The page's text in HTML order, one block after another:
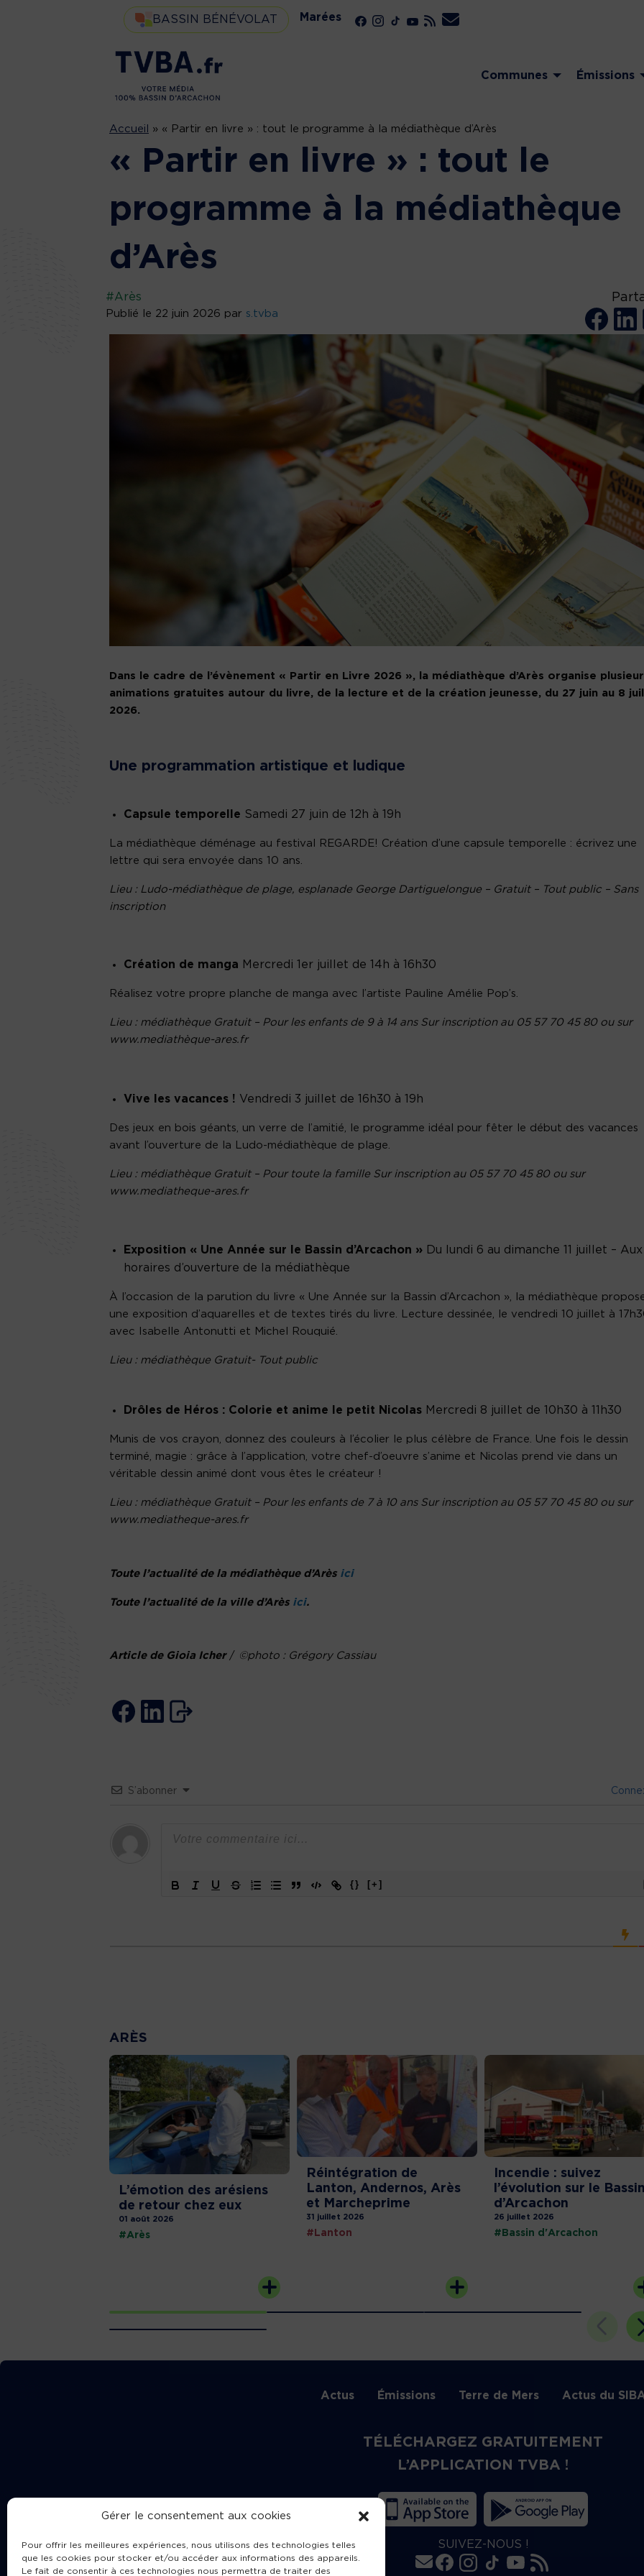
Gérer le consentement aux cookies
Pour offrir les meilleures expériences, nous utilisons des technologies telles
que les cookies pour stocker et/ou accéder aux informations des appareils.
Le fait de consentir à ces technologies nous permettra de traiter des
BASSIN BÉNÉVOLAT Marées
Communes Émissions
Accueil » « Partir en livre » : tout le programme à la médiathèque d’Arès
« Partir en livre » : tout le
programme à la médiathèque
d’Arès
#Arès
Publié le 22 juin 2026 par s.tvba
Dans le cadre de l’évènement « Partir en Livre 2026 », la médiathèque d’Arès organise
animations gratuites autour du livre, de la lecture et de la création jeunesse, du 27 juin au 8
2026.
Une programmation artistique et ludique
Capsule temporelle Samedi 27 juin de 12h à 19h
La médiathèque déménage au festival REGARDE! Création d’une capsule temporelle : écrivez une
lettre qui sera envoyée dans 10 ans.
Lieu : Ludo-médiathèque de plage, esplanade George Dartiguelongue – Gratuit – Tout public – Sans
inscription
Création de manga Mercredi 1er juillet de 14h à 16h30
Réalisez votre propre planche de manga avec l’artiste Pauline Amélie Pop’s.
Lieu : médiathèque Gratuit – Pour les enfants de 9 à 14 ans Sur inscription au 05 57 70 45 80 ou sur
www.mediathèque-ares.fr
Vive les vacances ! Vendredi 3 juillet de 16h30 à 19h
Des jeux en bois géants, un verre de l’amitié, le programme idéal pour fêter le début des vacances
avant l’ouverture de la Ludo-médiathèque de plage.
Lieu : médiathèque Gratuit – Pour toute la famille Sur inscription au 05 57 70 45 80 ou sur
www.mediatheque-ares.fr
Exposition « Une Année sur le Bassin d’Arcachon » Du lundi 6 au dimanche 11 juillet – Aux
horaires d’ouverture de la médiathèque
À l’occasion de la parution du livre « Une Année sur la Bassin d’Arcachon », la médiathèque
une exposition d’aquarelles et de textes tirés du livre. Lecture dessinée, le vendredi 10 juillet à
avec Isabelle Antonutti et Michel Rouquié.
Lieu : médiathèque Gratuit- Tout public
Drôles de Héros : Colorie et anime le petit Nicolas Mercredi 8 juillet de 10h30 à 11h30
Munis de vos crayon, donnez des couleurs à l’écolier le plus célèbre de France. Une fois le dessin
terminé, magie : grâce à l’application, votre chef-d’oeuvre s’anime et Nicolas prend vie dans un
véritable dessin animé dont vous êtes le créateur !
Lieu : médiathèque Gratuit – Pour les enfants de 7 à 10 ans Sur inscription au 05 57 70 45 80 ou sur
www.mediatheque-ares.fr
Toute l’actualité de la médiathèque d’Arès ici
Toute l’actualité de la ville d’Arès ici.
Article de Gioia Icher/ ©photo : Grégory Cassiau
S’abonner
{} [+]
ARÈS
L’émotion des arésiens
de retour chez eux
01 août 2026
#Arès
Réintégration de
Lanton, Andernos, Arès
et Marcheprime
31 juillet 2026
#Lanton
Incendie : suivez
l’évolution sur le
d’Arcachon
26 juillet 2026
#Bassin d'Arcachon
Actus Émissions Terre de Mers Actus du
TÉLÉCHARGEZ GRATUITEMENT
L’APPLICATION TVBA !
SUIVEZ-NOUS !